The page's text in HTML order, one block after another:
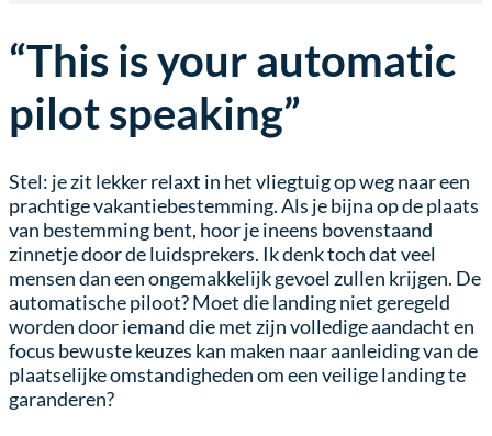
“This is your automatic
pilot speaking”
Stel: je zit lekker relaxt in het vliegtuig op weg naar een
prachtige vakantiebestemming. Als je bijna op de plaats
van bestemming bent, hoor je ineens bovenstaand
zinnetje door de luidsprekers. Ik denk toch dat veel
mensen dan een ongemakkelijk gevoel zullen krijgen. De
automatische piloot? Moet die landing niet geregeld
worden door iemand die met zijn volledige aandacht en
focus bewuste keuzes kan maken naar aanleiding van de
plaatselijke omstandigheden om een veilige landing te
garanderen?